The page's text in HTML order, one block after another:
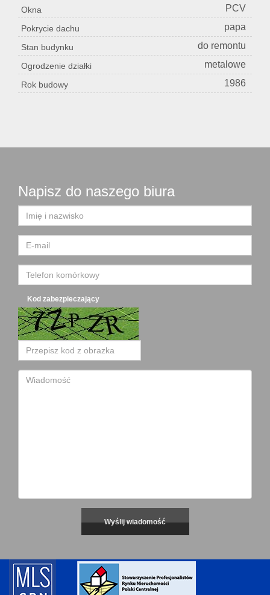
Okna PCV
Pokrycie dachu papa
Stan budynku do remontu
Ogrodzenie działki metalowe
Rok budowy 1986
Napisz do naszego biura
Kod zabezpieczający